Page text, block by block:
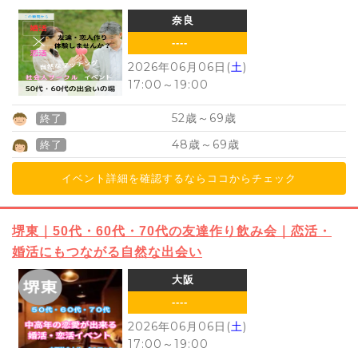
奈良
----
2026年06月06日(土)
17:00 ～ 19:00
終了 52歳～ 69歳
終了 48歳～ 69歳
イベント詳細を確認するならココからチェック
堺東｜50代・60代・70代の友達作り飲み会｜恋活・
婚活にもつながる自然な出会い
大阪
----
2026年06月06日(土)
17:00 ～ 19:00